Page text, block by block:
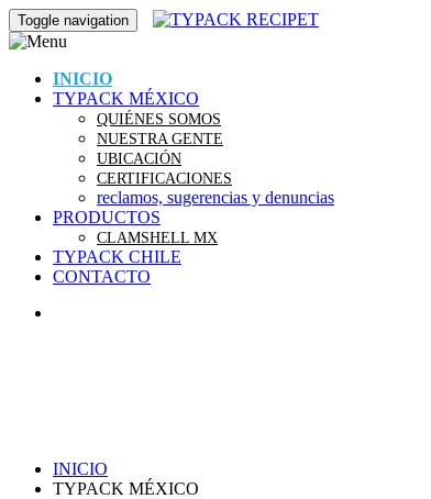
Toggle navigation
INICIO
TYPACK MÉXICO
QUIÉNES SOMOS
NUESTRA GENTE
UBICACIÓN
CERTIFICACIONES
reclamos, sugerencias y denuncias
PRODUCTOS
CLAMSHELL MX
TYPACK CHILE
CONTACTO
INICIO
TYPACK MÉXICO